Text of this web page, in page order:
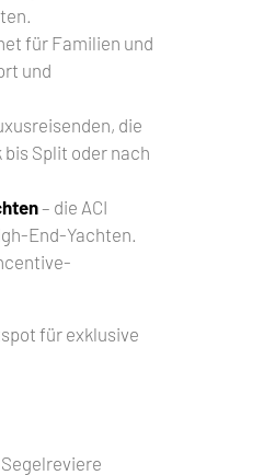
für Familien und
und
die
bis Split oder nach
– die ACI
End-Yachten.
für exklusive